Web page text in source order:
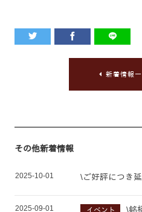
新着情報
その他新着情報
2025-10-01 \ご好評につき
2025-09-01 イベント \銘